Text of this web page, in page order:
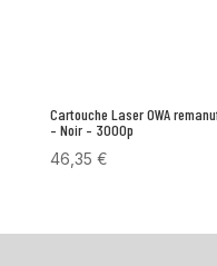
Cartouche Laser OWA
– Noir – 3000p
46,35 €